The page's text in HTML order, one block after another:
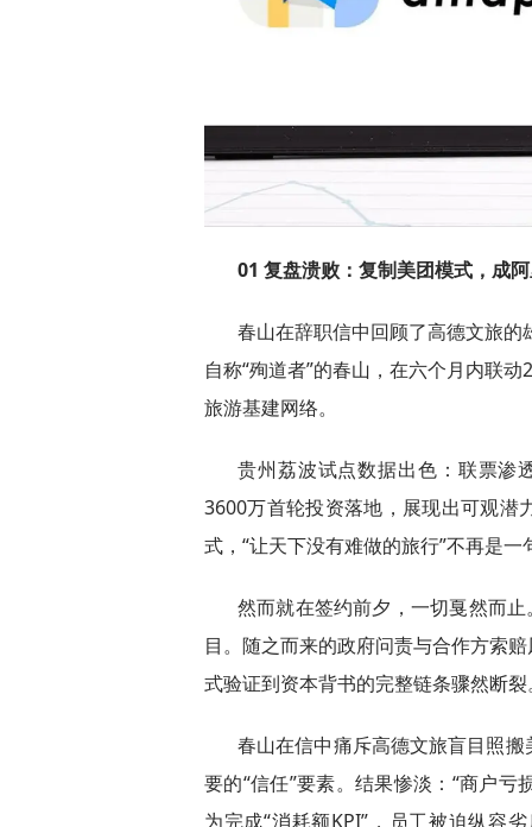
01 复盘溃败：复制美团模式，成
春山在辞职信中回顾了高德文旅
自称“殉道者”的春山，在六个月内联
旅游基建网络。
贵州荔波试点数据出色：联票渗
3600万首轮投资落地，展现出可观潜
式，“让天下没有难做的旅行”不再是一
然而就在签约前夕，一切戛然而
目。随之而来的政府问责与合作方索
式验证到资本背书的完整链条骤然断裂
春山在信中痛斥高德文旅盲目照
要的“信任”要素。结果惨淡：“商户亏
为完成“消耗额KPI”，员工被迫纵容